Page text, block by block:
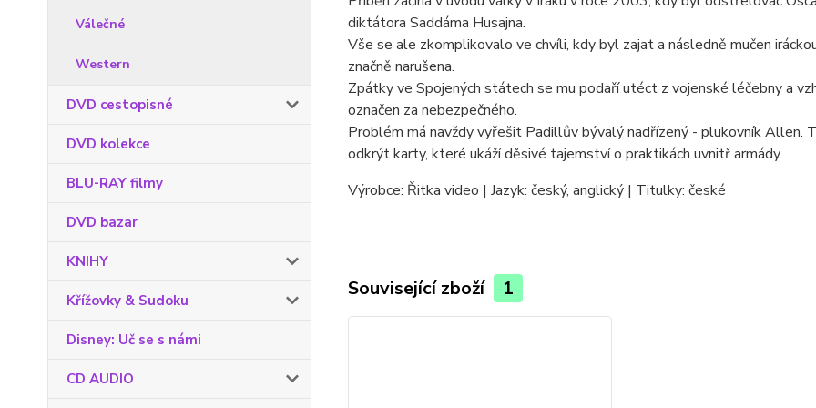
Válečné
Western
DVD cestopisné
DVD kolekce
BLU-RAY filmy
DVD bazar
KNIHY
Křížovky & Sudoku
Disney: Uč se s námi
CD AUDIO
diktátora Saddáma Husajna.
Vše se ale zkomplikovalo ve chvíli, kdy byl zajat a následně mučen
značně narušena.
Zpátky ve Spojených státech se mu podaří utéct z vojenské léčebny a
označen za nebezpečného.
Problém má navždy vyřešit Padillův bývalý nadřízený - plukovník
odkrýt karty, které ukáží děsivé tajemství o praktikách uvnitř armády.
Výrobce: Řitka video | Jazyk: český, anglický | Titulky: české
Související zboží 1